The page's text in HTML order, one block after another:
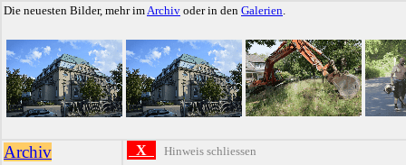
Die neuesten Bilder, mehr imArchiv oder in den Galerien.
Archiv X Hinweis schliessen